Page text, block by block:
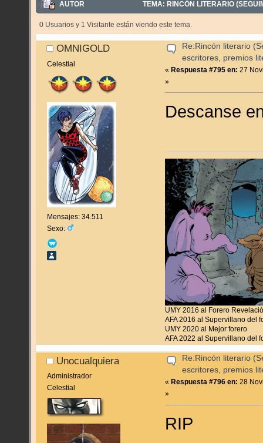
AUTOR TEMA: RINCÓN LITERARIO
247517 VECES)
0 Usuarios y 1 Visitante están viendo este tema.
OMNIGOLD
Celestial
Mensajes: 34.511
Sexo:
Re:Rincón literario
escritores, premios
«Respuesta #795 en: 27
»
Descanse
UMY 2016 al Forero
AFA 2016 al Supervillano del
UMY 2020 al Mejor forero
AFA 2022 al Supervillano del
Unocualquiera
Administrador
Celestial
Re:Rincón literario
escritores, premios
« Respuesta #796 en: 28
»
RIP